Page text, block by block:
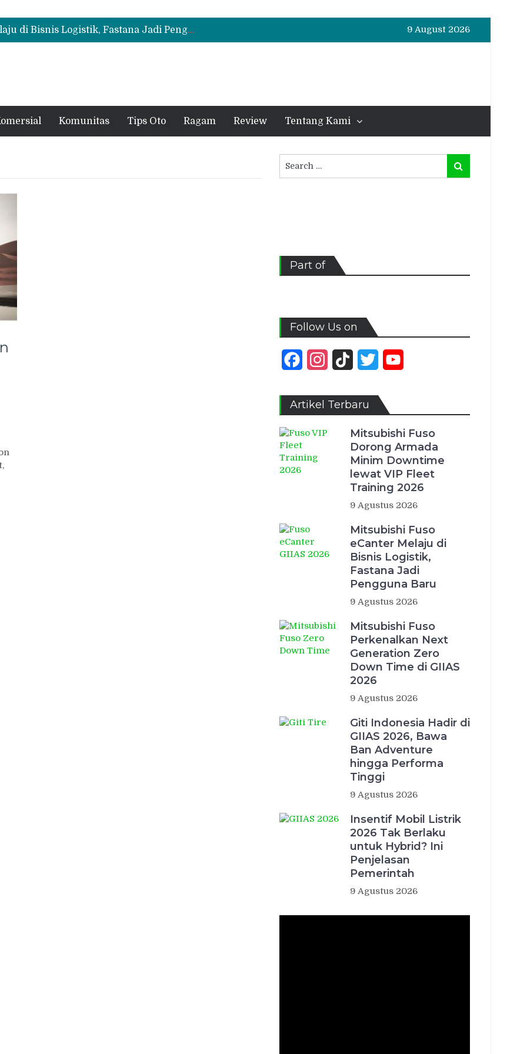
Mitsubishi Fuso eCanter Melaju di Bisnis Logistik, Fastana Jadi Pengguna Baru
Mitsubishi Fuso Perkenalkan Next Generation Zero Down Time di GIIAS 2026
Mitsubishi Fuso Dorong Armada Minim Downtime lewat VIP Fleet Training 2026
9 August 2026
Komunitas Tips Oto Ragam Review Tentang Kami
for:
Search
Part of
Follow Us on
FacebookInstagram
TikTok Twitter
Artikel Terbaru
Mitsubishi Fuso
Dorong Armada
Minim Downtime
lewat VIP Fleet
Training 2026
9 Agustus 2026
Mitsubishi Fuso
eCanter Melaju di
Bisnis Logistik,
Fastana Jadi
Pengguna Baru
9 Agustus 2026
Mitsubishi Fuso
Perkenalkan Next
Generation Zero
Down Time di GIIAS
2026
9 Agustus 2026
Giti Indonesia Hadir di
GIIAS 2026, Bawa
Ban Adventure
hingga Performa
Tinggi
9 Agustus 2026
Insentif Mobil Listrik
2026 Tak Berlaku
untuk Hybrid? Ini
Penjelasan
Pemerintah
9 Agustus 2026